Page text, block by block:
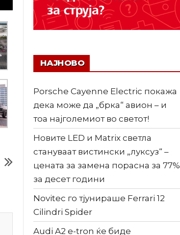
НАЈНОВО
Porsche Cayenne Electric покажа
дека може да „брка“ авион – и
тоа најголемиот во светот!
Новите LED и Matrix светла
стануваат вистински „луксуз“ –
цената за замена порасна за 77%
за десет години
Novitec го тјунираше Ferrari 12
Cilindri Spider
Audi A2 e-tron ќе биде